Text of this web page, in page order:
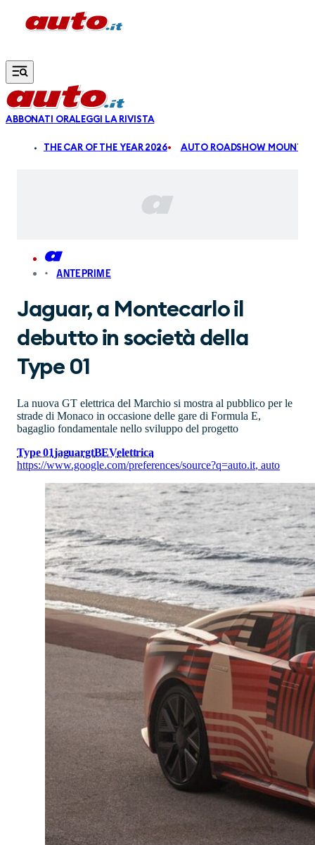
Vai al contenuto principale
ABBONATI ORALEGGI LA RIVISTA
THE CAR OF THE YEAR 2026 AUTO ROADSHOW
ANTEPRIME
Jaguar, a Montecarlo il
debutto in società della
Type 01
La nuova GT elettrica del Marchio si mostra al pubblico per le
strade di Monaco in occasione delle gare di Formula E,
bagaglio fondamentale nello sviluppo del progetto
Type 01jaguargtBEVelettrica
https://www.google.com/preferences/source?q=auto.it, auto